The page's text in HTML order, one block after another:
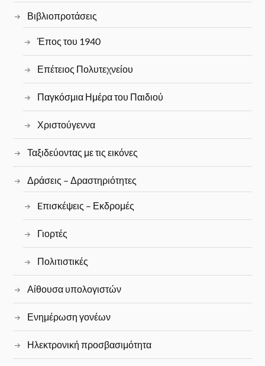
Βιβλιοπροτάσεις
Έπος του 1940
Επέτειος Πολυτεχνείου
Παγκόσμια Ημέρα του Παιδιού
Χριστούγεννα
Ταξιδεύοντας με τις εικόνες
Δράσεις – Δραστηριότητες
Eπισκέψεις – Εκδρομές
Γιορτές
Πολιτιστικές
Αίθουσα υπολογιστών
Ενημέρωση γονέων
Ηλεκτρονική προσβασιμότητα